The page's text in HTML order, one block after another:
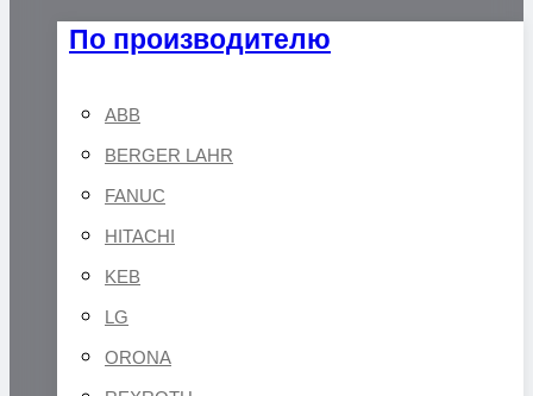
По производителю
ABB
BERGER LAHR
FANUC
HITACHI
KEB
LG
ORONA